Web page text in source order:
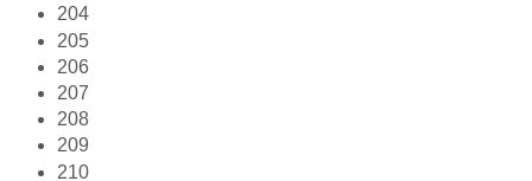
204
205
206
207
208
209
210